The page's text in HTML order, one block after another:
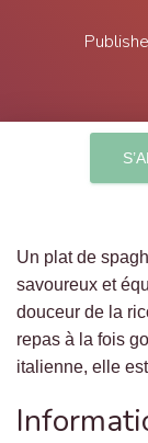
Un plat de
savoureux et
douceur de la
repas à la fois
italienne, elle